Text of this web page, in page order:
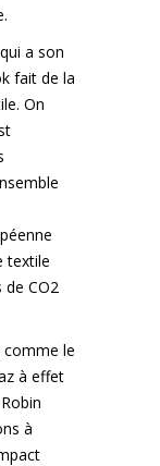
a son
fait de la
On
textile
de CO2
comme le
à effet
à